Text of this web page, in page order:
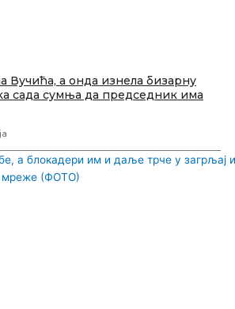
Вучића, а онда изнела бизарну
сада сумња да председник има